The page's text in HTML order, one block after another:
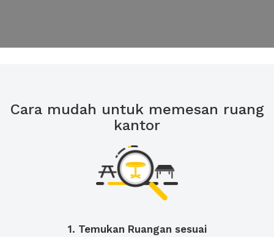
Cara mudah untuk memesan ruang
kantor
1. Temukan Ruangan sesuai